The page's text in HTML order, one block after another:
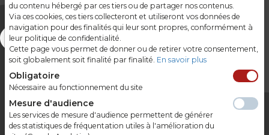
Gardons le contact
du contenu hébergé par ces tiers ou de partager nos contenus.
Via ces cookies, ces tiers collecteront et utiliseront vos données de
navigation pour des finalités qui leur sont propres, conformément à
leur politique de confidentialité.
Cette page vous permet de donner ou de retirer votre consentement,
soit globalement soit finalité par finalité. En savoir plus
Obligatoire
Nécessaire au fonctionnement du site
Mesure d'audience
Les services de mesure d'audience permettent de générer
des statistiques de fréquentation utiles à l'amélioration du